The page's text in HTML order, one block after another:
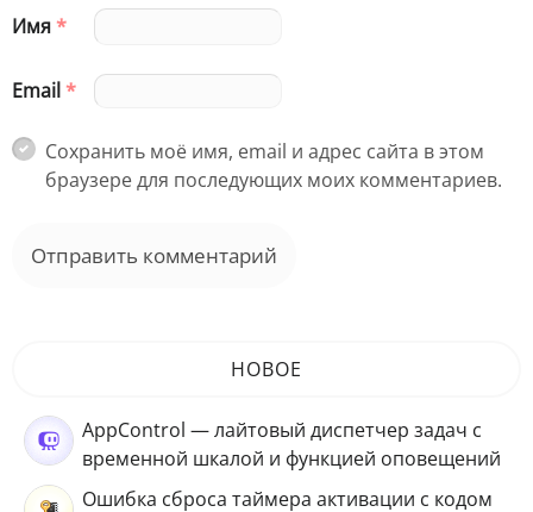
Имя*
Email*
Сохранить моё имя, email и адрес сайта в этом
браузере для последующих моих комментариев.
НОВОЕ
AppControl — лайтовый диспетчер задач с
временной шкалой и функцией оповещений
Ошибка сброса таймера активации с кодом